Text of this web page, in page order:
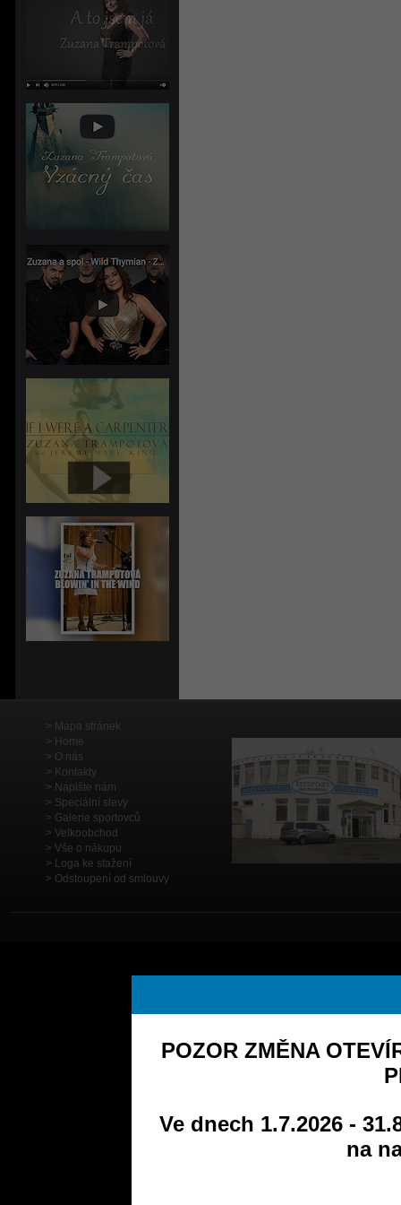
Mapa stránek
Home
O nás
Kontakty
Napište nám
Speciální slevy
Galerie sportovců
Velkoobchod
Vše o nákupu
Loga ke stažení
Odstoupení od smlouvy
POZOR ZMĚNA
Ve dnech 1.7.2026 -
na